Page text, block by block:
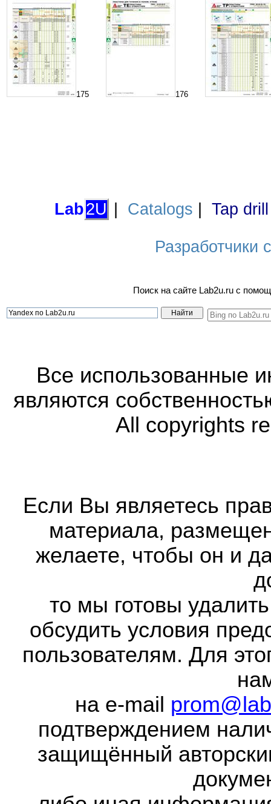
175 176
Lab2U Catalogs Tap
Разработчики
Поиск на сайте Lab2u.ru с
Все использованные
являются
All copyrights
Если Вы являетесь
материала,
желаете, чтобы он и
то мы готовы
обсудить условия
пользователям. Для
на e-mail
подтверждением
защищённый